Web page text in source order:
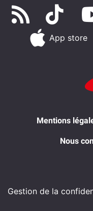
App store
Mentions
Nous
Gestion de la